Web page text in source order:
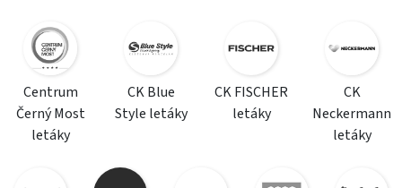
Centrum
Černý Most
letáky
CK Blue
Style letáky
CK FISCHER
letáky
CK
Neckermann
letáky